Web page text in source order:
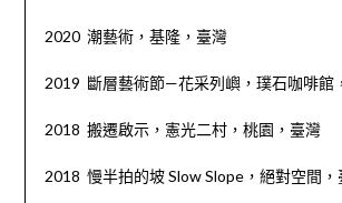
2020 潮藝術，基隆，臺灣
2019 斷層藝術節—花采列嶼，璞石咖啡館
2018 搬遷啟示，憲光二村，桃園，臺灣
2018 慢半拍的坡 Slow Slope，絕對空間，